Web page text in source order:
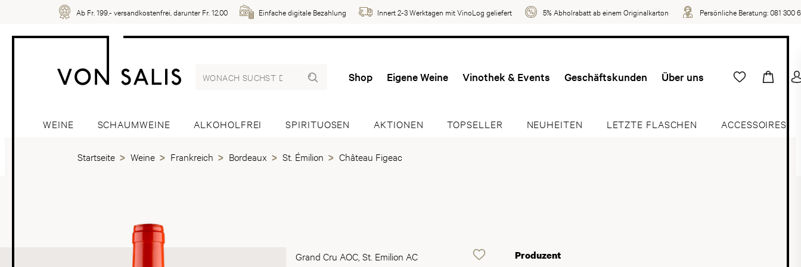
Ab Fr. 199.- versandkostenfrei, darunter Fr. 12.00 Einfache digitale Bezahlung Innert 2-3 Werktagen mit VinoLog geliefert 5% Abholrabatt ab einem Originalkarton Persönliche Beratung:081 300
Shop Eigene Weine Vinothek & Events Geschäftskunden Über uns
WEINE SCHAUMWEINE ALKOHOLFREI SPIRITUOSEN AKTIONEN TOPSELLER NEUHEITEN LETZTE FLASCHEN ACCESSOIRES
Startseite Weine Frankreich Bordeaux St. Émilion Château Figeac
Grand Cru AOC, St. Emilion AC Produzent